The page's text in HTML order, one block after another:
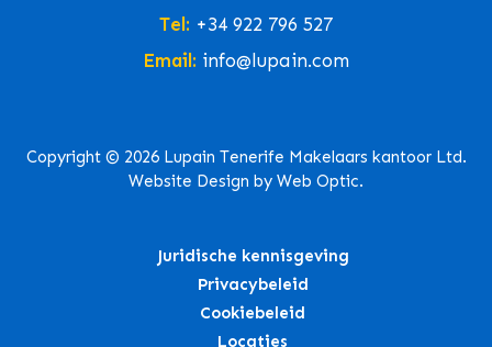
Tel: +34 922 796 527
Email: info@lupain.com
Copyright © 2026 Lupain Tenerife Makelaars kantoor Ltd.
Website Design by Web Optic.
Juridische kennisgeving
Privacybeleid
Cookiebeleid
Locaties